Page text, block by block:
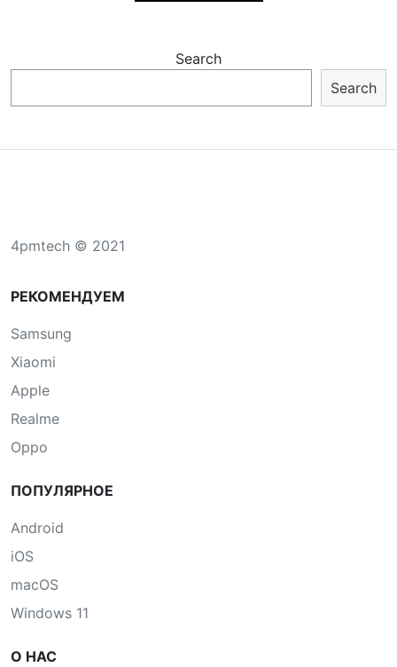
Search
Search
4pmtech © 2021
РЕКОМЕНДУЕМ
Samsung
Xiaomi
Apple
Realme
Oppo
ПОПУЛЯРНОЕ
Android
iOS
macOS
Windows 11
О НАС